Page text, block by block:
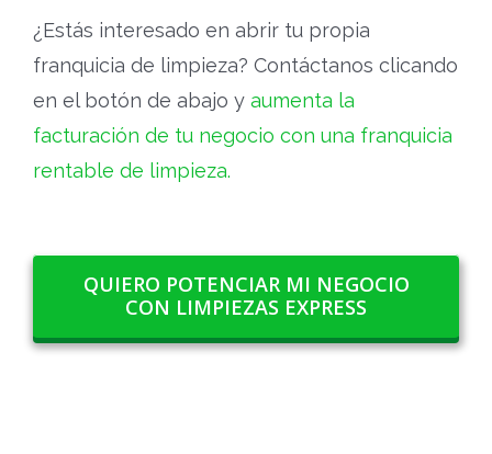
¿Estás interesado en abrir tu propia
franquicia de limpieza? Contáctanos clicando
en el botón de abajo y aumenta la
facturación de tu negocio con una franquicia
rentable de limpieza.
QUIERO POTENCIAR MI NEGOCIO
CON LIMPIEZAS EXPRESS